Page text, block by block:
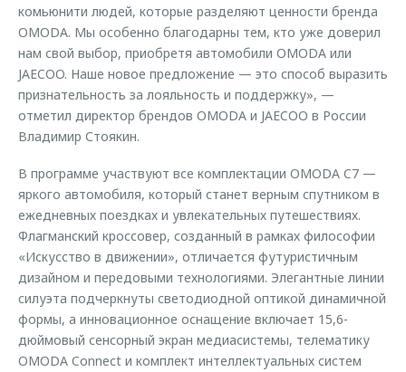
комьюнити людей, которые разделяют ценности бренда
OMODA. Мы особенно благодарны тем, кто уже доверил
нам свой выбор, приобретя автомобили OMODA или
JAECOO. Наше новое предложение — это способ выразить
признательность за лояльность и поддержку», —
отметил директор брендов OMODA и JAECOO в России
Владимир Стоякин.
В программе участвуют все комплектации OMODA C7 —
яркого автомобиля, который станет верным спутником в
ежедневных поездках и увлекательных путешествиях.
Флагманский кроссовер, созданный в рамках философии
«Искусство в движении», отличается футуристичным
дизайном и передовыми технологиями. Элегантные линии
силуэта подчеркнуты светодиодной оптикой динамичной
формы, а инновационное оснащение включает 15,6-
дюймовый сенсорный экран медиасистемы, телематику
OMODA Connect и комплект интеллектуальных систем